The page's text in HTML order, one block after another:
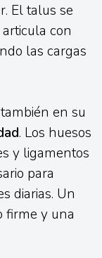
El talus se
con
las cargas
en su
. Los huesos
y ligamentos
para
diarias. Un
firme y una